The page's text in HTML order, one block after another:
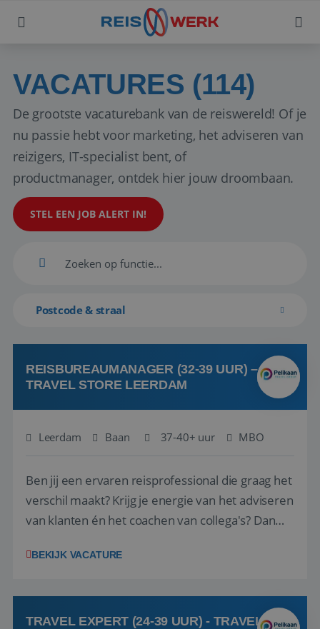
VACATURES (114)
De grootste vacaturebank van de reiswereld! Of je
nu passie hebt voor marketing, het adviseren van
reizigers, IT-specialist bent, of
productmanager, ontdek hier jouw droombaan.
STEL EEN JOB ALERT IN!
Postcode & straal
REISBUREAUMANAGER (32-39 UUR) –
TRAVEL STORE LEERDAM
Leerdam Baan 37-40+ uur MBO
Ben jij een ervaren reisprofessional die graag het
verschil maakt? Krijg je energie van het adviseren
van klanten én het coachen van collega's? Dan
(onderdeel van Pelikaan Travel Group) zoeken
team het reisbureau verder...
BEKIJK VACATURE
TRAVEL EXPERT (24-39 UUR) - TRAVEL